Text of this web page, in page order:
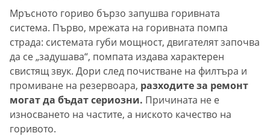
Мръсното гориво бързо запушва горивната
система. Първо, мрежата на горивната помпа
страда: системата губи мощност, двигателят започва
да се „задушава“, помпата издава характерен
свистящ звук. Дори след почистване на филтъра и
промиване на резервоара, разходите за ремонт
могат да бъдат сериозни. Причината не е
износването на частите, а ниското качество на
горивото.